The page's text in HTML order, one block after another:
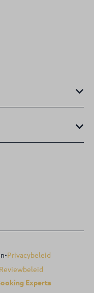
·Privacybeleid
Reviewbeleid
Experts